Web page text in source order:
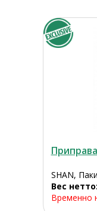
SHAN,
Вес
Временно